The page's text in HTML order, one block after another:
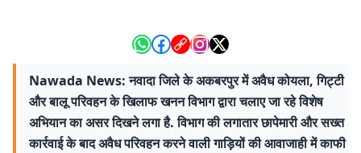
Nawada News: नवादा जिले के अकबरपुर में अवैध कोयला, गिट्टी
और बालू परिवहन के खिलाफ खनन विभाग द्वारा चलाए जा रहे विशेष
अभियान का असर दिखने लगा है. विभाग की लगातार छापेमारी और सख्त
कार्रवाई के बाद अवैध परिवहन करने वाली गाड़ियों की आवाजाही में काफी